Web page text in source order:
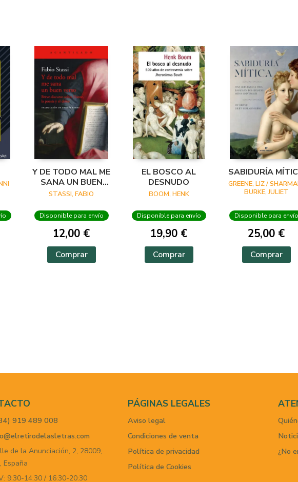
Y DE TODO MAL ME
SANA UN BUEN
VERSO
STASSI, FABIO
Disponible para envío
12,00 €
Comprar
EL BOSCO AL
DESNUDO
BOOM, HENK
Disponible para envío
19,90 €
Comprar
SABIDURÍA
GREENE, LIZ /
BURKE, JULIET
Disponible para envío
25,00 €
Comprar
919 489 008
de la Anunciación, 2, 28009,
España
9:30-14:30 / 16:30-20:30
PÁGINAS LEGALES
Aviso legal
Condiciones de venta
Política de privacidad
Política de Cookies
¿No